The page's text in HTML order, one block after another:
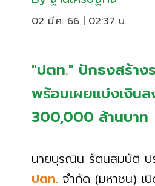
02 มี.ค. 66 | 02:37 น.
"ปตท." ปักธงสร้าง
พร้อมเผยแบ่งเงิน
300,000 ล้านบาท
นายบุรณิน รัตนสมบัติ ปร
ปตท. จำกัด (มหาชน) เ